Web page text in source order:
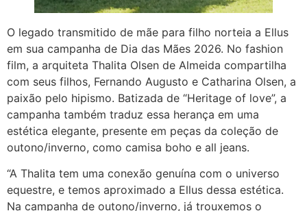
O legado transmitido de mãe para filho norteia a Ellus
em sua campanha de Dia das Mães 2026. No fashion
film, a arquiteta Thalita Olsen de Almeida compartilha
com seus filhos, Fernando Augusto e Catharina Olsen, a
paixão pelo hipismo. Batizada de “Heritage of love”, a
campanha também traduz essa herança em uma
estética elegante, presente em peças da coleção de
outono/inverno, como camisa boho e all jeans.
“A Thalita tem uma conexão genuína com o universo
equestre, e temos aproximado a Ellus dessa estética.
Na campanha de outono/inverno, já trouxemos o